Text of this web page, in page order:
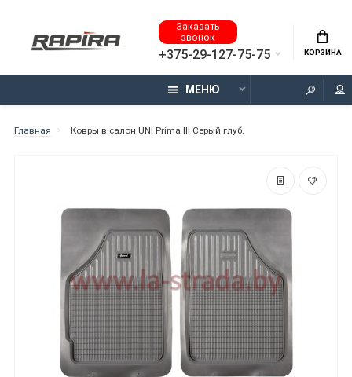
Заказать
звонок
+375-29-127-75-75 КОРЗИНА
МЕНЮ
Главная Ковры в салон UNI Prima III Серый глуб.